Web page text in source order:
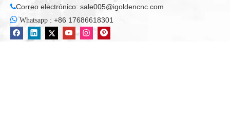
Correo electrónico: sale005@igoldencnc.com
 Whatsapp : +86 17686618301